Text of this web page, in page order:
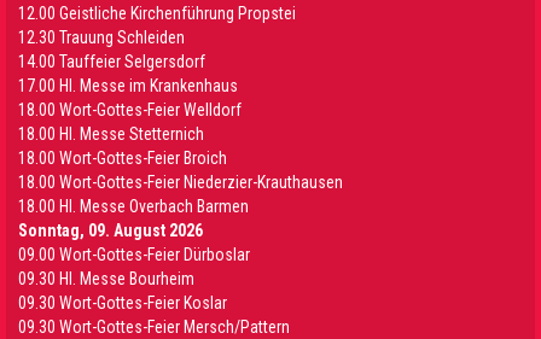
12.00 Geistliche Kirchenführung Propstei
12.30 Trauung Schleiden
14.00 Tauffeier Selgersdorf
17.00 Hl. Messe im Krankenhaus
18.00 Wort-Gottes-Feier Welldorf
18.00 Hl. Messe Stetternich
18.00 Wort-Gottes-Feier Broich
18.00 Wort-Gottes-Feier Niederzier-Krauthausen
18.00 Hl. Messe Overbach Barmen
Sonntag, 09. August 2026
09.00 Wort-Gottes-Feier Dürboslar
09.30 HI. Messe Bourheim
09.30 Wort-Gottes-Feier Koslar
09.30 Wort-Gottes-Feier Mersch/Pattern